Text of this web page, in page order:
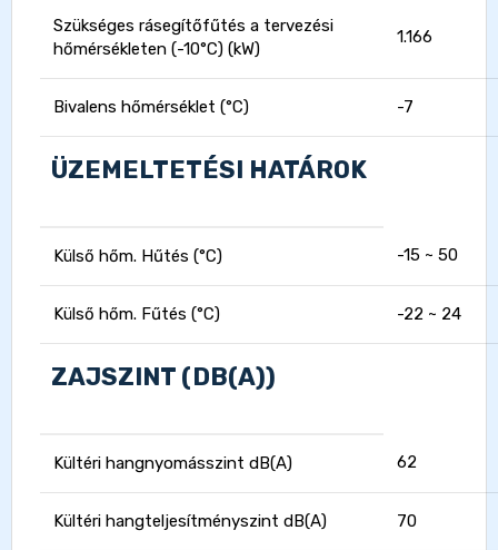
Szükséges rásegítőfűtés a tervezési
hőmérsékleten (-10°C) (kW)
1.166
Bivalens hőmérséklet (°C) -7
ÜZEMELTETÉSI HATÁROK
Külső hőm. Hűtés (°C) -15 ~ 50
Külső hőm. Fűtés (°C) -22 ~ 24
ZAJSZINT (DB(A))
Kültéri hangnyomásszint dB(A) 62
Kültéri hangteljesítményszint dB(A) 70